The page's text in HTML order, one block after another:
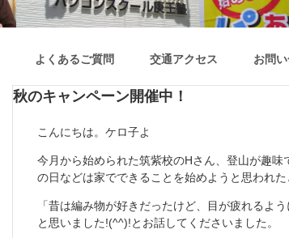
よくあるご質問 交通アクセス お問
秋のキャンペーン開催中！
こんにちは。ケロ子よ
今月から始められた筑紫校のHさん、登山が趣
の日などは家でできることを始めようと思われた
「昔は編み物が好きだったけど、目が疲れるよ
と思いました!(^^)!とお話してくださいました。